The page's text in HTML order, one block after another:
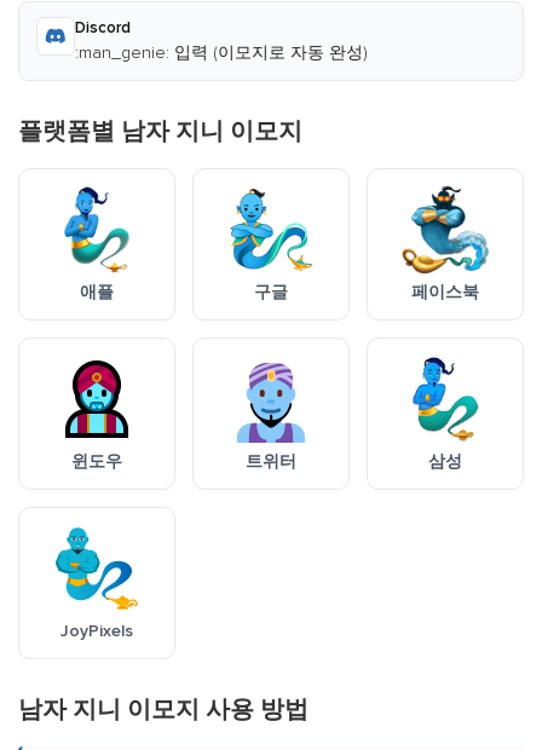
Discord
:man_genie: 입력 (이모지로 자동 완성)
플랫폼별 남자 지니 이모지
애플 구글 페이스북
윈도우 트위터 삼성
JoyPixels
남자 지니 이모지 사용 방법